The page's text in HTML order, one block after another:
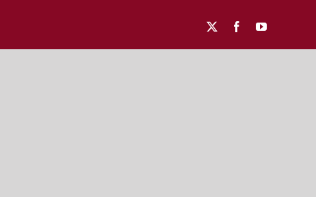
FacebookYouTube